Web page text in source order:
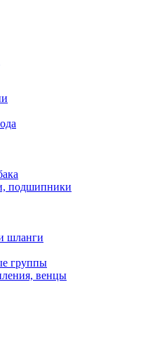
подшипники
шланги
группы
венцы